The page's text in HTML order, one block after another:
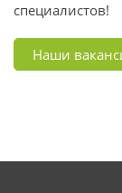
специалистов!
Наши